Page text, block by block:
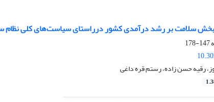
بخش سلامت بر رشد درآمدی کشور درراستای سیاست‌های کلی نظام
147-178
رقیه حسن زاده، رستم قره داغی